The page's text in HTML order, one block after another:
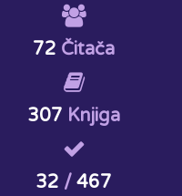
72 Čitača
307 Knjiga
32 / 467